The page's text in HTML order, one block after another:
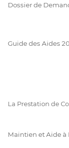
Dossier de
Guide des Aides
La Prestation de
Maintien et Aide